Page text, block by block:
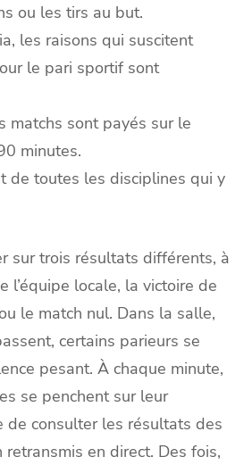
ou les tirs au but.
les raisons qui suscitent
le pari sportif sont
matchs sont payés sur le
minutes.
de toutes les disciplines qui y
sur trois résultats différents, à
l’équipe locale, la victoire de
le match nul. Dans la salle,
certains parieurs se
pesant. À chaque minute,
se penchent sur leur
de consulter les résultats des
retransmis en direct. Des fois,